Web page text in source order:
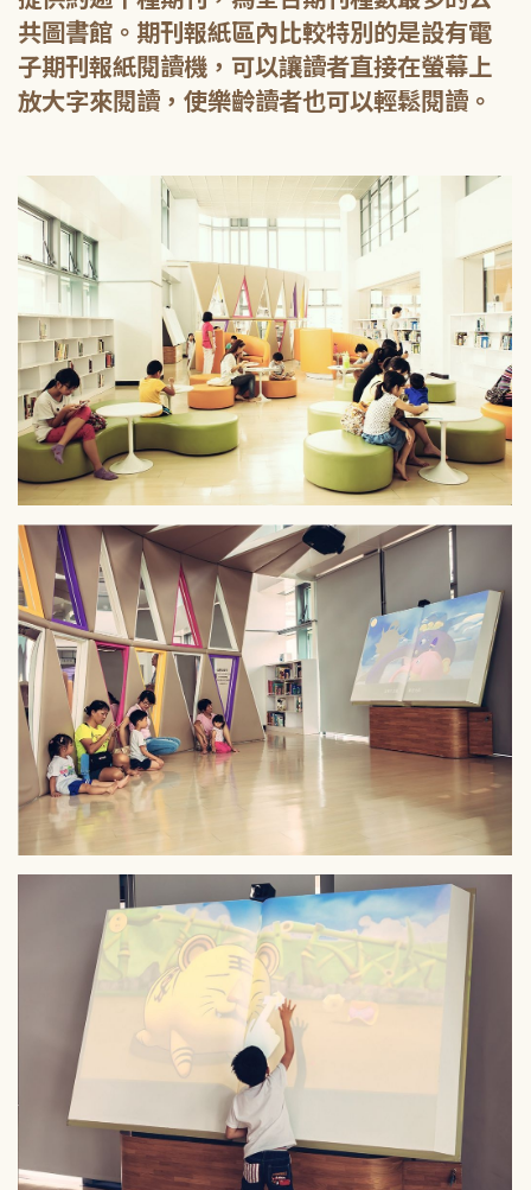
共圖書館。期刊報紙區內比較特別的是設有電
子期刊報紙閱讀機，可以讓讀者直接在螢幕上
放大字來閱讀，使樂齡讀者也可以輕鬆閱讀。